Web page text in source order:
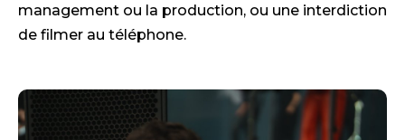
management ou la production, ou une interdiction
de filmer au téléphone.